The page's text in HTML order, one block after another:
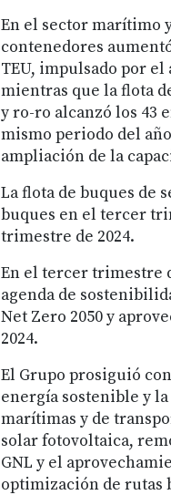
En el sector marítimo
contenedores
TEU, impulsado por
mientras que la flota
y ro-ro alcanzó los 43
mismo periodo del
ampliación de la
La flota de buques de
buques en el tercer
trimestre de 2024.
En el tercer trimestre
agenda de
Net Zero 2050 y
2024.
El Grupo prosiguió
energía sostenible y
marítimas y de
solar fotovoltaica,
GNL y el
optimización de rutas